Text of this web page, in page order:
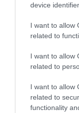
device
I want to allow
related to
I want to allow
related to
I want to allow
related to
functionality